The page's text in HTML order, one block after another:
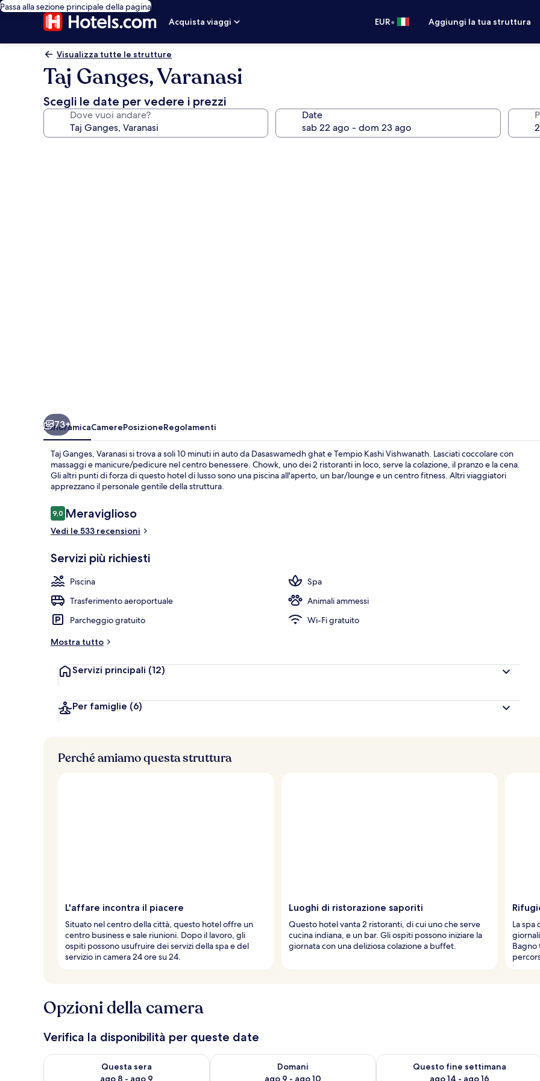
Passa alla sezione principale della pagina
Acquista viaggi
EUR• Aggiungi la tua struttura
Visualizza tutte le strutture
Taj Ganges, Varanasi
Scegli le date per vedere i prezzi
Dove vuoi andare? Date
73+
PanoramicaCamerePosizioneRegolamenti
Taj Ganges, Varanasi si trova a soli 10 minuti in auto da Dasaswamedh ghat e Tempio Kashi Vishwanath. Lasciati coccolare con
massaggi e manicure/pedicure nel centro benessere. Chowk, uno dei 2 ristoranti in loco, serve la colazione, il pranzo e la cena.
Gli altri punti di forza di questo hotel di lusso sono una piscina all'aperto, un bar/lounge e un centro fitness. Altri viaggiatori
apprezzano il personale gentile della struttura.
Recensioni
9,09,0 su 10
Meraviglioso
Vedi le 533 recensioni
Servizi più richiesti
Piscina
Spa
Trasferimento aeroportuale
Animali ammessi
Parcheggio gratuito
Wi-Fi gratuito
Mostra tutto
Servizi principali (12)
Per famiglie (6)
Perché amiamo questa struttura
L'affare incontra il piacere
Situato nel centro della città, questo hotel offre un
centro business e sale riunioni. Dopo il lavoro, gli
ospiti possono usufruire dei servizi della spa e del
servizio in camera 24 ore su 24.
Luoghi di ristorazione saporiti
Questo hotel vanta 2 ristoranti, di cui uno che serve
cucina indiana, e un bar. Gli ospiti possono iniziare la
giornata con una deliziosa colazione a buffet.
La
Bagno
Opzioni della camera
Verifica la disponibilità per queste date
Questa sera
ago 8 - ago 9
Verifica la disponibilità per questa sera, ago 8 - ago 9
Domani
ago 9 - ago 10
Verifica la disponibilità per domani, ago 9 - ago 10
Questo fine settimana
ago 14 - ago 16
Verifica la disponibilità per questo